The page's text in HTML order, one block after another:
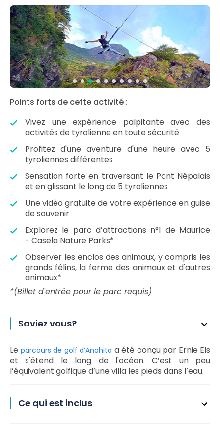
Points forts de cette activité :
Vivez une expérience palpitante avec des
activités de tyrolienne en toute sécurité
Profitez d'une aventure d'une heure avec 5
tyroliennes différentes
Sensation forte en traversant le Pont Népalais
et en glissant le long de 5 tyroliennes
Une vidéo gratuite de votre expérience en guise
de souvenir
Explorez le parc d’attractions n°1 de Maurice
- Casela Nature Parks*
Observer les enclos des animaux, y compris les
grands félins, la ferme des animaux et d'autres
animaux*
*(Billet d'entrée pour le parc requis)
Saviez vous?
Le parcours de golf d’Anahita a été conçu par Ernie Els
et s'étend le long de l'océan. C’est un peu
l’équivalent golfique d’une villa les pieds dans l’eau.
Ce qui est inclus